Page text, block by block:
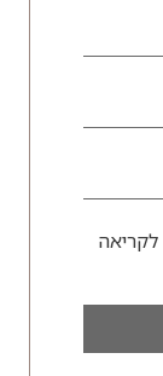
לקריאה